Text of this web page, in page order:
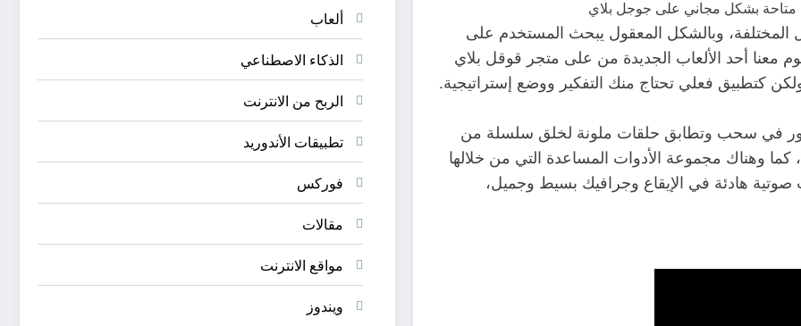
المختلفة، وبالشكل المعقول يبحث المستخدم على
معنا أحد الألعاب الجديدة من على متجر قوقل بلاي
في سحب وتطابق حلقات ملونة لخلق سلسلة من
كما وهناك مجموعة الأدوات المساعدة التي من خلالها
صوتية هادئة في الإيقاع وجرافيك بسيط وجميل،
ألعاب
الذكاء الاصطناعي
الربح من الانترنت
تطبيقات الأندوريد
فوركس
مقالات
مواقع الانترنت
ويندوز